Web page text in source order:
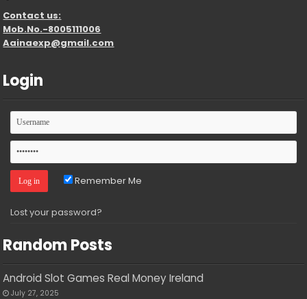
Contact us:
Mob.No.-8005111006
Aainaexp@gmail.com
Login
Remember Me
Lost your password?
Random Posts
Android Slot Games Real Money Ireland
July 27, 2025